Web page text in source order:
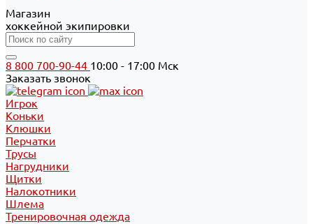
Магазин
хоккейной экипировки
8 800 700-90-44 10:00 - 17:00 Мск
Заказать звонок
Игрок
Коньки
Клюшки
Перчатки
Трусы
Нагрудники
Щитки
Налокотники
Шлема
Тренировочная одежда